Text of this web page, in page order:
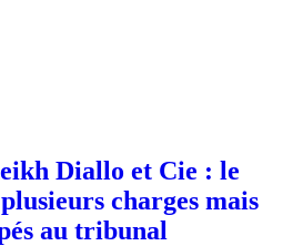
Diallo et Cie : le
charges mais
au tribunal